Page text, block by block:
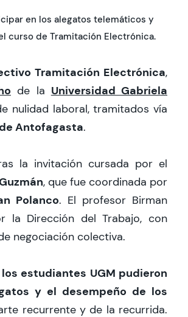
en los alegatos telemáticos y
curso de Tramitación Electrónica.
Tramitación Electrónica,
de la Universidad Gabriela
nulidad laboral, tramitados vía
Antofagasta.
la invitación cursada por el
, que fue coordinada por
Polanco. El profesor Birman
la Dirección del Trabajo, con
negociación colectiva.
los estudiantes UGM pudieron
y el desempeño de los
recurrente y de la recurrida.